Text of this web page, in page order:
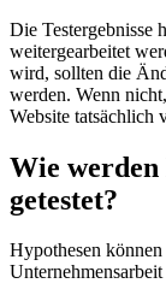
Die Testergebnisse
weitergearbeitet
wird, sollten die
werden. Wenn
Website tatsächlich
Wie
getestet?
Hypothesen